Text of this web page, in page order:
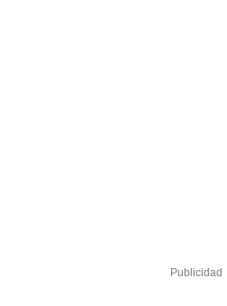
Publicidad